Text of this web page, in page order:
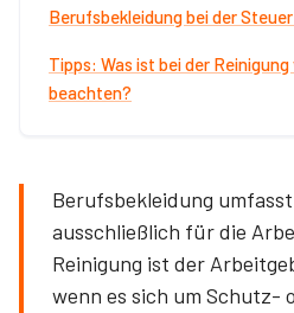
Berufsbekleidung bei der
Tipps: Was ist bei der
beachten?
Berufsbekleidung
ausschließlich für die
Reinigung ist der
wenn es sich um Schutz-